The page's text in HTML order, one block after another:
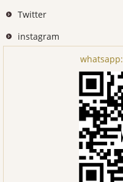
Twitter
instagram
whatsapp: